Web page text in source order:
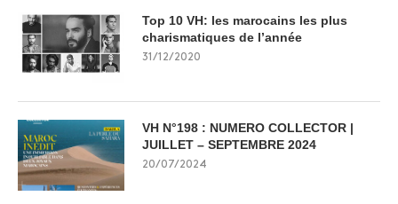
Top 10 VH: les marocains les plus
charismatiques de l’année
31/12/2020
VH N°198 : NUMERO COLLECTOR |
JUILLET – SEPTEMBRE 2024
20/07/2024